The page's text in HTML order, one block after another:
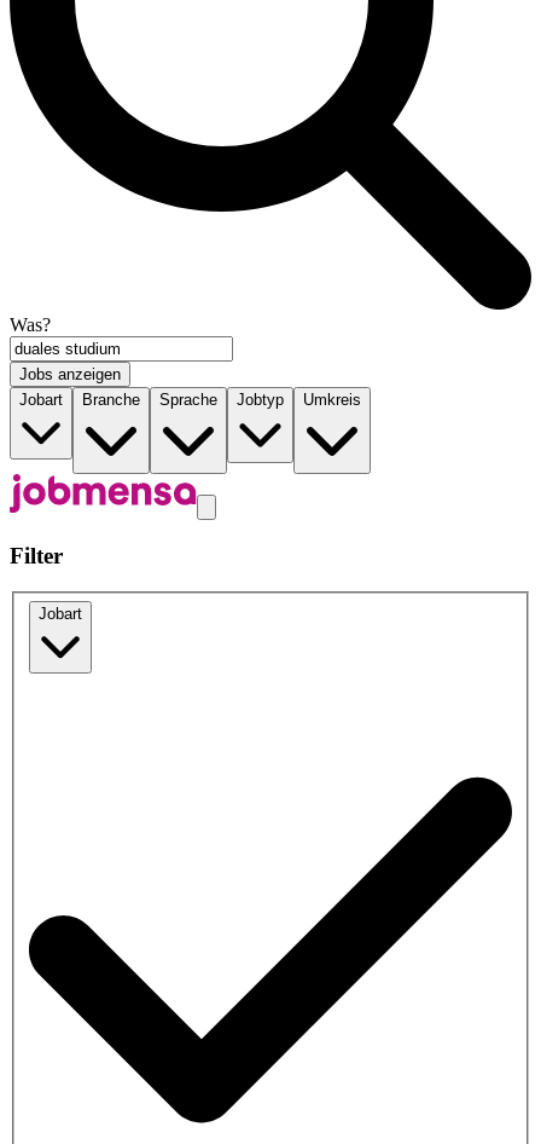
Was?
Jobs anzeigen
Jobart
Branche Sprache Jobtyp Umkreis
Filter
Jobart